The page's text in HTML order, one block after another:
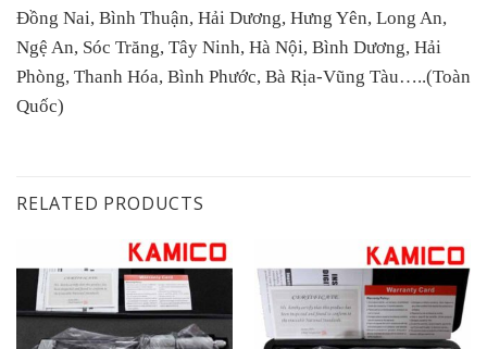
Đồng Nai, Bình Thuận, Hải Dương, Hưng Yên, Long An,
Ngệ An, Sóc Trăng, Tây Ninh, Hà Nội, Bình Dương, Hải
Phòng, Thanh Hóa, Bình Phước, Bà Rịa-Vũng Tàu…..(Toàn
Quốc)
RELATED PRODUCTS